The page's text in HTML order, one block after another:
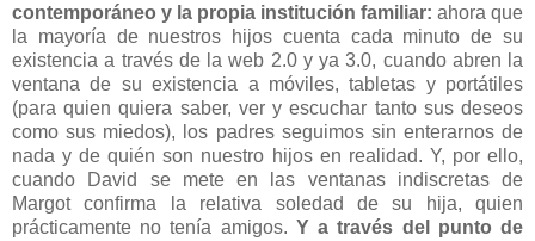
contemporáneo y la propia institución familiar: ahora que
la mayoría de nuestros hijos cuenta cada minuto de su
existencia a través de la web 2.0 y ya 3.0, cuando abren la
ventana de su existencia a móviles, tabletas y portátiles
(para quien quiera saber, ver y escuchar tanto sus deseos
como sus miedos), los padres seguimos sin enterarnos de
nada y de quién son nuestro hijos en realidad. Y, por ello,
cuando David se mete en las ventanas indiscretas de
Margot confirma la relativa soledad de su hija, quien
prácticamente no tenía amigos. Y a través del punto de